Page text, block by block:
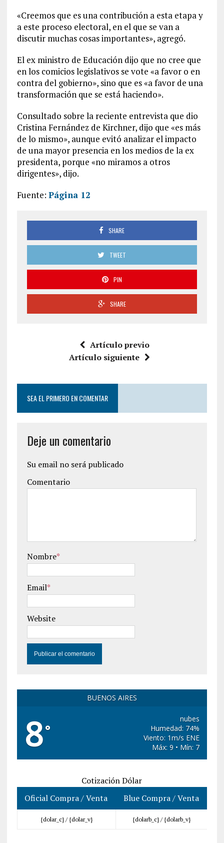
«Creemos que es una contribución a esta etapa y
a este proceso electoral, en el que se van a
discutir muchas cosas importantes», agregó.
El ex ministro de Educación dijo que no cree que
en los comicios legislativos se vote «a favor o en
contra del gobierno», sino que es «a favor de una
transformación que se está haciendo».
Consultado sobre la reciente entrevista que dio
Cristina Fernández de Kirchner, dijo que «es más
de lo mismo», aunque evitó analizar el impacto
de una mayor presencia en los medios de la ex
presidenta, porque «no miramos a otros
dirigentes», dijo.
Fuente: Página 12
SHARE
TWEET
PIN
SHARE
Artículo previo
Artículo siguiente
SEA EL PRIMERO EN COMENTAR
Deje un comentario
Su email no será publicado
Comentario
Nombre*
Email*
Website
BUENOS AIRES
8°
nubes
Humedad: 74%
Viento: 1m/s ENE
Máx: 9 • Mín: 7
Cotización Dólar
Oficial Compra / Venta
Blue Compra / Venta
{dolar_c} / {dolar_v} {dolarb_c} / {dolarb_v}